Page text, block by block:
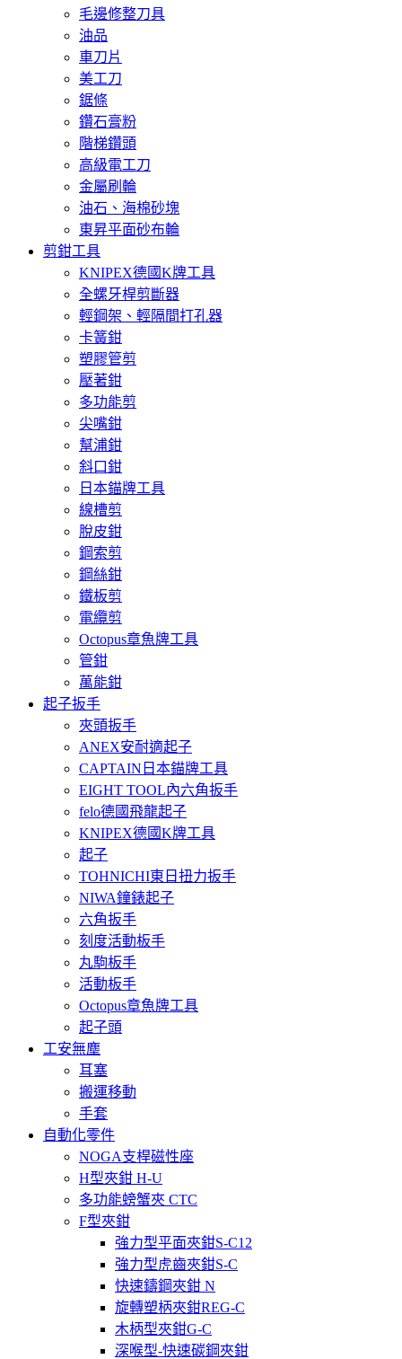
毛邊修整刀具
油品
車刀片
美工刀
鋸條
鑽石膏粉
階梯鑽頭
高級電工刀
金屬刷輪
油石、海棉砂塊
東昇平面砂布輪
剪鉗工具
KNIPEX德國K牌工具
全螺牙桿剪斷器
輕鋼架、輕隔間打孔器
卡簧鉗
塑膠管剪
壓著鉗
多功能剪
尖嘴鉗
幫浦鉗
斜口鉗
日本錨牌工具
線槽剪
脫皮鉗
鋼索剪
鋼絲鉗
鐵板剪
電纜剪
Octopus章魚牌工具
管鉗
萬能鉗
起子扳手
夾頭扳手
ANEX安耐適起子
CAPTAIN日本錨牌工具
EIGHT TOOL內六角扳手
felo德國飛龍起子
KNIPEX德國K牌工具
起子
TOHNICHI東日扭力扳手
NIWA鐘錶起子
六角扳手
刻度活動板手
丸駒板手
活動板手
Octopus章魚牌工具
起子頭
工安無塵
耳塞
搬運移動
手套
自動化零件
NOGA支桿磁性座
H型夾鉗 H-U
多功能螃蟹夾 CTC
F型夾鉗
強力型平面夾鉗S-C12
強力型虎齒夾鉗S-C
快速鑄鋼夾鉗 N
旋轉塑柄夾鉗REG-C
木柄型夾鉗G-C
深喉型-快速碳鋼夾鉗